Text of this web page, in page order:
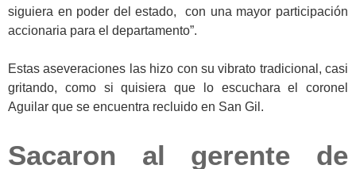
siguiera en poder del estado, con una mayor participación
accionaria para el departamento”.
Estas aseveraciones las hizo con su vibrato tradicional, casi
gritando, como si quisiera que lo escuchara el coronel
Aguilar que se encuentra recluido en San Gil.
Sacaron al gerente de